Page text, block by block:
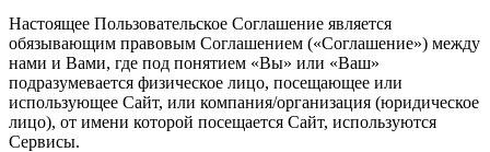
Настоящее Пользовательское Соглашение является
обязывающим правовым Соглашением («Соглашение») между
нами и Вами, где под понятием «Вы» или «Ваш»
подразумевается физическое лицо, посещающее или
использующее Сайт, или компания/организация (юридическое
лицо), от имени которой посещается Сайт, используются
Сервисы.